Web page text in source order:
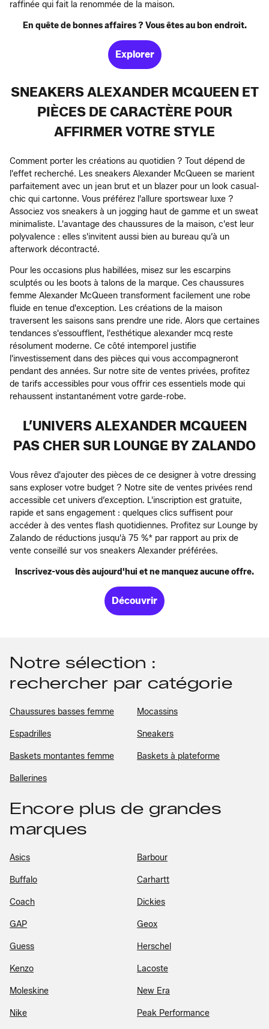
raffinée qui fait la renommée de la maison.
En quête de bonnes affaires ? Vous êtes au bon endroit.
Explorer
SNEAKERS ALEXANDER MCQUEEN ET
PIÈCES DE CARACTÈRE POUR
AFFIRMER VOTRE STYLE
Comment porter les créations au quotidien ? Tout dépend de
l'effet recherché. Les sneakers Alexander McQueen se marient
parfaitement avec un jean brut et un blazer pour un look casual-
chic qui cartonne. Vous préférez l'allure sportswear luxe ?
Associez vos sneakers à un jogging haut de gamme et un sweat
minimaliste. L'avantage des chaussures de la maison, c'est leur
polyvalence : elles s'invitent aussi bien au bureau qu’à un
afterwork décontracté.
Pour les occasions plus habillées, misez sur les escarpins
sculptés ou les boots à talons de la marque. Ces chaussures
femme Alexander McQueen transforment facilement une robe
fluide en tenue d'exception. Les créations de la maison
traversent les saisons sans prendre une ride. Alors que certaines
tendances s'essoufflent, l'esthétique alexander mcq reste
résolument moderne. Ce côté intemporel justifie
l'investissement dans des pièces qui vous accompagneront
pendant des années. Sur notre site de ventes privées, profitez
de tarifs accessibles pour vous offrir ces essentiels mode qui
rehaussent instantanément votre garde-robe.
L’UNIVERS ALEXANDER MCQUEEN
PAS CHER SUR LOUNGE BY ZALANDO
Vous rêvez d'ajouter des pièces de ce designer à votre dressing
sans exploser votre budget ? Notre site de ventes privées rend
accessible cet univers d’exception. L'inscription est gratuite,
rapide et sans engagement : quelques clics suffisent pour
accéder à des ventes flash quotidiennes. Profitez sur Lounge by
Zalando de réductions jusqu'à 75 %* par rapport au prix de
vente conseillé sur vos sneakers Alexander préférées.
Inscrivez-vous dès aujourd'hui et ne manquez aucune offre.
Découvrir
Notre sélection :
rechercher par catégorie
Chaussures basses femme Mocassins
Espadrilles Sneakers
Baskets montantes femme Baskets à plateforme
Ballerines
Encore plus de grandes
marques
Asics Barbour
Buffalo Carhartt
Coach Dickies
GAP Geox
Guess Herschel
Kenzo Lacoste
Moleskine New Era
Nike Peak Performance